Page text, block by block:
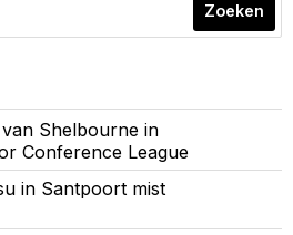
Zoeken
Shelbourne in
Conference League
in Santpoort mist